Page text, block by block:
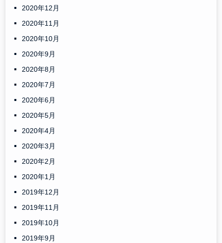
2020年12月
2020年11月
2020年10月
2020年9月
2020年8月
2020年7月
2020年6月
2020年5月
2020年4月
2020年3月
2020年2月
2020年1月
2019年12月
2019年11月
2019年10月
2019年9月